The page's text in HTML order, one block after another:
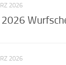
2026
2026